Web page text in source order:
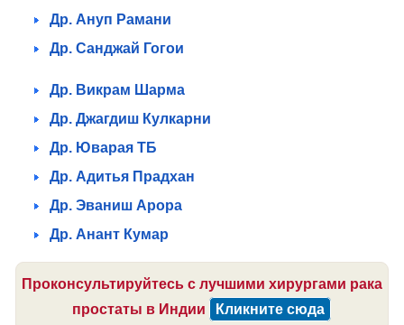
Др. Ануп Рамани
Др. Санджай Гогои
Др. Викрам Шарма
Др. Джагдиш Кулкарни
Др. Юварая ТБ
Др. Адитья Прадхан
Др. Эваниш Арора
Др. Анант Кумар
Проконсультируйтесь с лучшими хирургами рака
простаты в Индии
Кликните сюда